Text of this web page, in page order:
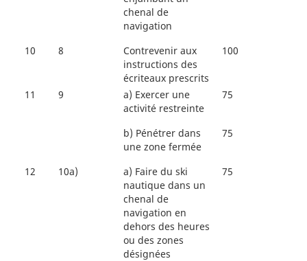
chenal de
navigation
10 8
Contrevenir aux
instructions des
écriteaux prescrits
100
11 9 a) Exercer une
activité restreinte
75
b) Pénétrer dans
une zone fermée
75
12 10a) a) Faire du ski
nautique dans un
chenal de
navigation en
dehors des heures
ou des zones
désignées
75